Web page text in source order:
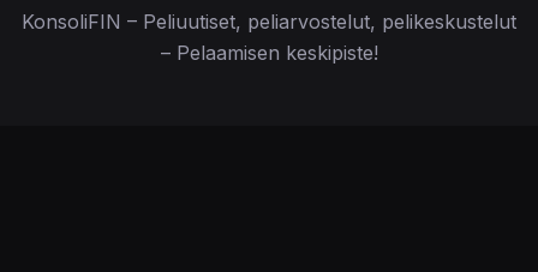
KonsoliFIN – Peliuutiset, peliarvostelut, pelikeskustelut
– Pelaamisen keskipiste!